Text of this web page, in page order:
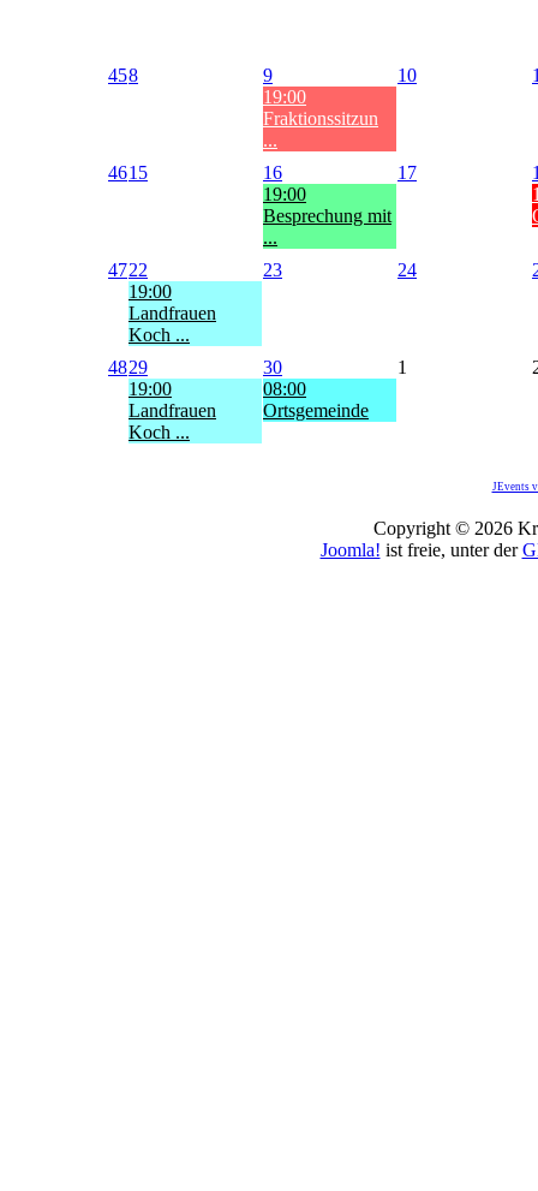
458
9
19:00
Fraktionssitzun
...
10
4615
16
19:00
Besprechung mit
...
17
4722
19:00
Landfrauen
Koch ...
23 24
4829
19:00
Landfrauen
Koch ...
30
08:00
Ortsgemeinde
1
JEvents
Copyright © 2026
Joomla! ist freie, unter der